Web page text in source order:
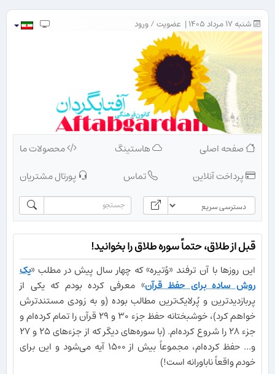
شنبه ۱۷ مرداد ۱۴۰۵ | عضویت/ورود
صفحه اصلی هاستینگ
محصولات ما
پرداخت آنلاین
تماس پورتال مشتریان
قبل از طلاق، حتماً سوره طلاق را بخوانید!
این روزها با آن ترفند «وُتیره» که چهار سال پیش در مطلب «یک
روش ساده برای حفظ قرآن» معرفی کرده بودم که یکی از
پربازدیدترین و پُرلایک‌ترین مطالب بوده (و به زودی مستندترش
خواهم کرد)، خوشبختانه حفظ جزء ۳۰ و ۲۹ قرآن را تمام کرده‌ام و
جزء ۲۸ را شروع کرده‌ام. (با سوره‌های دیگر که از جزءهای ۲۵ و ۲۷
و... حفظ کرده‌ام، مجموعاً بیش از ۱۵۰۰ آیه می‌شود و این برای
خودم واقعاً ناباورانه است!)